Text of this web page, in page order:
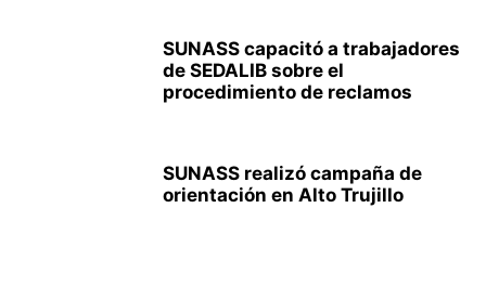
SUNASS capacitó a trabajadores
de SEDALIB sobre el
procedimiento de reclamos
SUNASS realizó campaña de
orientación en Alto Trujillo